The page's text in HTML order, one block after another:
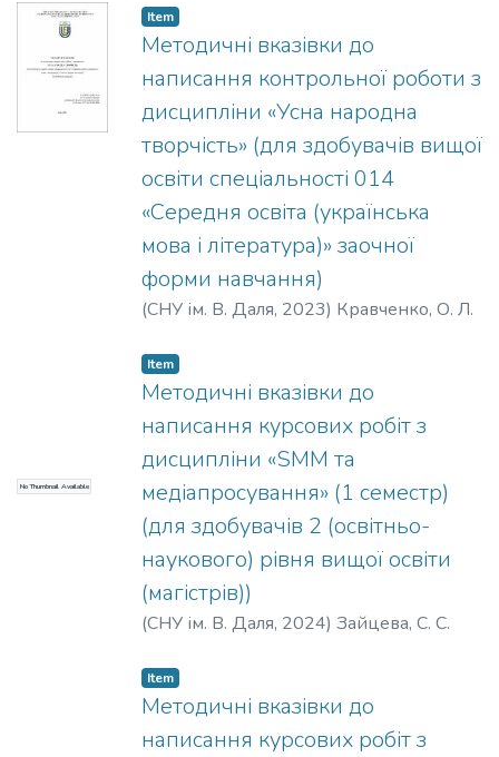
majoring in 07 «Journalism» and are
recommended as preparation for the final
assessment in the course «Media Literacy
(English-medium course)».
Item
Методичні вказівки до
написання контрольної роботи з
дисципліни «Усна народна
творчість» (для здобувачів вищої
освіти спеціальності 014
«Середня освіта (українська
мова і література)» заочної
форми навчання)
(СНУ ім. В. Даля, 2023) Кравченко, О. Л.
No Thumbnail Available
Item
Методичні вказівки до
написання курсових робіт з
дисципліни «SMM та
медіапросування» (1 семестр)
(для здобувачів 2 (освітньо-
наукового) рівня вищої освіти
(магістрів))
(СНУ ім. В. Даля, 2024) Зайцева, С. С.
Item
Методичні вказівки до
написання курсових робіт з